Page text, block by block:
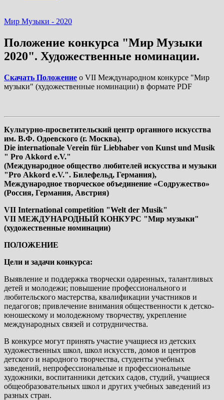
Мир Музыки - 2020
Положение конкурса "Мир Музыки
2020". Художественные номинации.
Скачать Положение о VII Международном конкурсе "Мир
музыки" (художественные номинации) в формате PDF
Культурно-просветительский центр органного искусства
им. В.Ф. Одоевского (г. Москва),
Die internationale Verein für Liebhaber von Kunst und Musik
" Pro Akkord e.V."
(Международное общество любителей искусства и музыки
"Pro Akkord e.V.". Билефельд, Германия),
Международное творческое объединение «Содружество»
(Россия, Германия, Австрия)
VII International competition "Welt der Musik"
VII МЕЖДУНАРОДНЫЙ КОНКУРС "Мир музыки"
(художественные номинации)
ПОЛОЖЕНИЕ
Цели и задачи конкурса:
Выявление и поддержка творчески одаренных, талантливых
детей и молодежи; повышение профессионального и
любительского мастерства, квалификации участников и
педагогов; привлечение внимания общественности к детско-
юношескому и молодежному творчеству, укрепление
международных связей и сотрудничества.
В конкурсе могут принять участие учащиеся из детских
художественных школ, школ искусств, домов и центров
детского и народного творчества, студенты учебных
заведений, непрофессиональные и профессиональные
художники, воспитанники детских садов, студий, учащиеся
общеобразовательных школ и других учебных заведений из
разных стран.